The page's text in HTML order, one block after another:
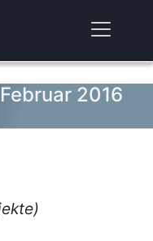
2016